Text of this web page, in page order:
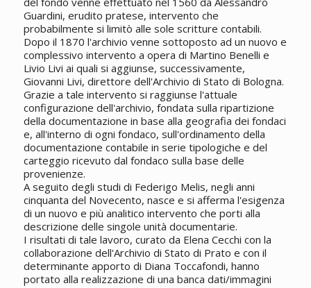
Guardini, erudito pratese, intervento che
probabilmente si limitò alle sole scritture contabili.
Dopo il 1870 l'archivio venne sottoposto ad un nuovo e
complessivo intervento a opera di Martino Benelli e
Livio Livi ai quali si aggiunse, successivamente,
Giovanni Livi, direttore dell'Archivio di Stato di Bologna.
Grazie a tale intervento si raggiunse l'attuale
configurazione dell'archivio, fondata sulla ripartizione
della documentazione in base alla geografia dei fondaci
e, all'interno di ogni fondaco, sull'ordinamento della
documentazione contabile in serie tipologiche e del
carteggio ricevuto dal fondaco sulla base delle
provenienze.
A seguito degli studi di Federigo Melis, negli anni
cinquanta del Novecento, nasce e si afferma l'esigenza
di un nuovo e più analitico intervento che porti alla
descrizione delle singole unità documentarie.
I risultati di tale lavoro, curato da Elena Cecchi con la
collaborazione dell'Archivio di Stato di Prato e con il
determinante apporto di Diana Toccafondi, hanno
portato alla realizzazione di una banca dati/immagini